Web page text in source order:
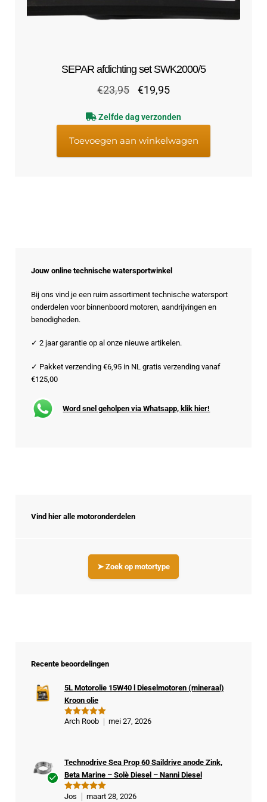
SEPAR afdichting set SWK2000/5
€23,95
Oorspronkelijke
was:
€23,95.
€19,95Huidige
is:
€19,95.
Zelfde dag verzonden
Toevoegen aan winkelwagen
Jouw online technische watersportwinkel
Bij ons vind je een ruim assortiment technische watersport
onderdelen voor binnenboord motoren, aandrijvingen en
benodigheden.
✓ 2 jaar garantie op al onze nieuwe artikelen.
✓ Pakket verzending €6,95 in NL gratis verzending vanaf
€125,00
Word snel geholpen via Whatsapp, klik hier!
Vind hier alle motoronderdelen
➤ Zoek op motortype
Recente beoordelingen
Gewaardeer
5L Motorolie 15W40 l Dieselmotoren (mineraal)
Kroon olie
Arch Roob mei 27, 2026
Gewaardeer
Technodrive Sea Prop 60 Saildrive anode Zink,
Beta Marine – Solè Diesel – Nanni Diesel
Jos maart 28, 2026